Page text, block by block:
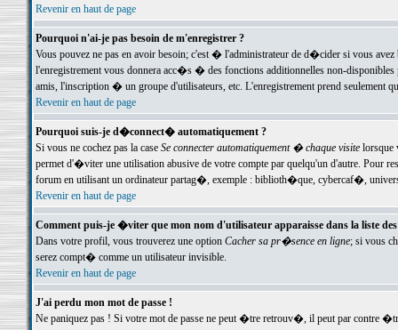
Revenir en haut de page
Pourquoi n'ai-je pas besoin de m'enregistrer ?
Vous pouvez ne pas en avoir besoin; c'est � l'administrateur de d�cider si vous
l'enregistrement vous donnera acc�s � des fonctions additionnelles non-
amis, l'inscription � un groupe d'utilisateurs, etc. L'enregistrement prend seulement
Revenir en haut de page
Pourquoi suis-je d�connect� automatiquement ?
Si vous ne cochez pas la case Se connecter automatiquement � chaque visitelorsque
permet d'�viter une utilisation abusive de votre compte par quelqu'un d'autre. Pour
forum en utilisant un ordinateur partag�, exemple : biblioth�que, cybercaf�,
Revenir en haut de page
Comment puis-je �viter que mon nom d'utilisateur apparaisse dans la liste
Dans votre profil, vous trouverez une option Cacher sa pr�sence en ligne; si vous
serez compt� comme un utilisateur invisible.
Revenir en haut de page
J'ai perdu mon mot de passe !
Ne paniquez pas ! Si votre mot de passe ne peut �tre retrouv�, il peut par contre